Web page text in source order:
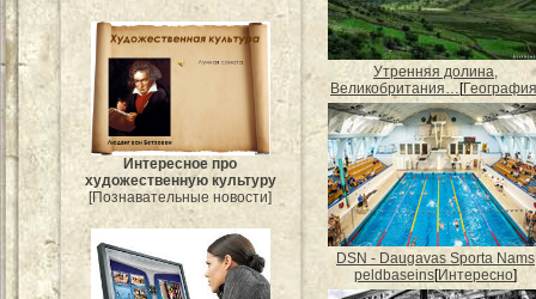
Интересное про
художественную культуру
[Познавательные новости]
Утренняя долина,
Великобритания… [География
DSN - Daugavas Sporta Nams
peldbaseins[Интересно]